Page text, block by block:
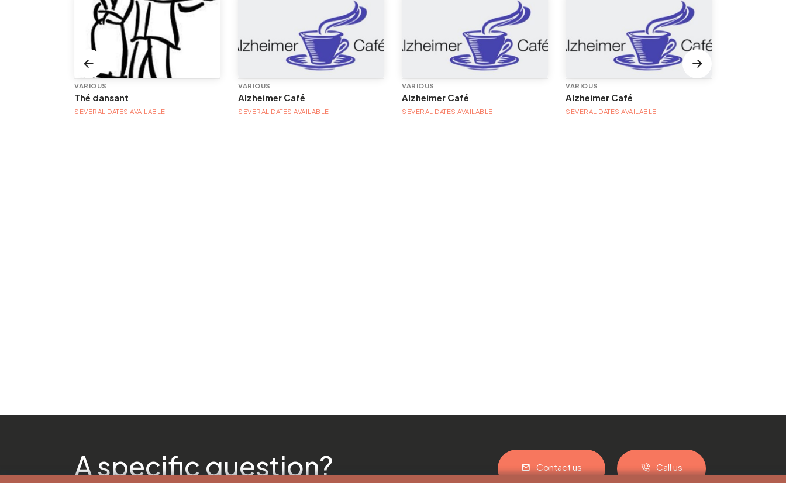
VARIOUS
Thé dansant
SEVERAL DATES AVAILABLE
VARIOUS
Alzheimer Café
SEVERAL DATES AVAILABLE
VARIOUS
Alzheimer Café
SEVERAL DATES AVAILABLE
VARIOUS
Alzheimer Café
SEVERAL DATES AVAILABLE
A specific question? Contact us Call us